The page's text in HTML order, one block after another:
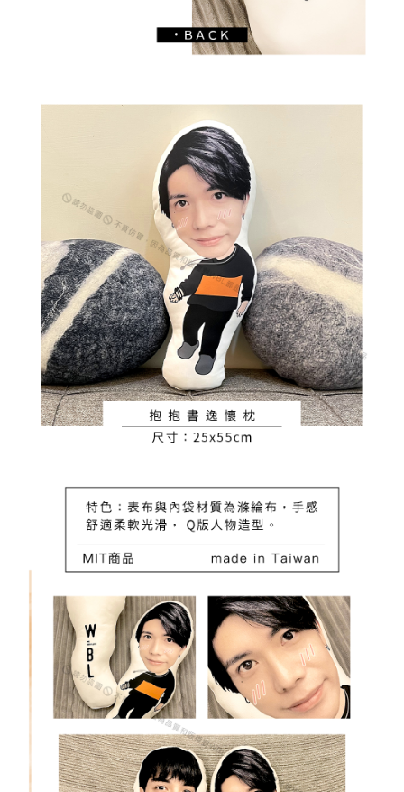
５．嚴禁一人註冊多個帳號或使用他人資訊註冊。若發現惡意使用之情形，
恩沛科技股份有限公司將有權停止該用戶之使用額度並採取法律行動。